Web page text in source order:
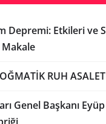
Depremi: Etkileri ve
Makale
RUH
Genel Başkanı